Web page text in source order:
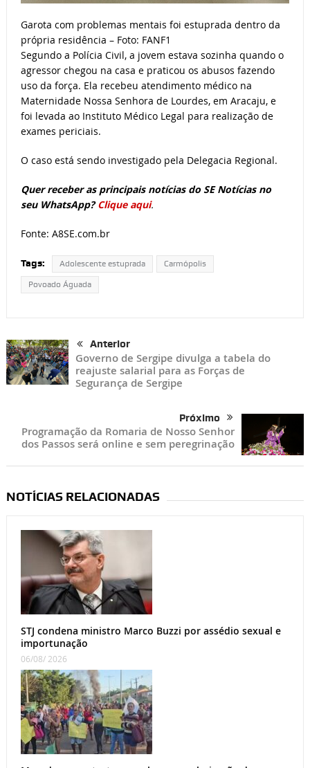
Garota com problemas mentais foi estuprada dentro da
própria residência – Foto: FANF1
Segundo a Polícia Civil, a jovem estava sozinha quando o
agressor chegou na casa e praticou os abusos fazendo
uso da força. Ela recebeu atendimento médico na
Maternidade Nossa Senhora de Lourdes, em Aracaju, e
foi levada ao Instituto Médico Legal para realização de
exames periciais.
O caso está sendo investigado pela Delegacia Regional.
Quer receber as principais notícias do SE Notícias no
seu WhatsApp? Clique aqui.
Fonte: A8SE.com.br
Tags: Adolescente estuprada Carmópolis
Povoado Águada
Anterior
Governo de Sergipe divulga a tabela do
reajuste salarial para as Forças de
Segurança de Sergipe
Próximo
Programação da Romaria de Nosso Senhor
dos Passos será online e sem peregrinação
NOTÍCIAS RELACIONADAS
STJ condena ministro Marco Buzzi por assédio sexual e
importunação
06/08/ 2026